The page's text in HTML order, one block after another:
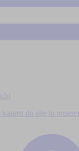
kannst du alle in